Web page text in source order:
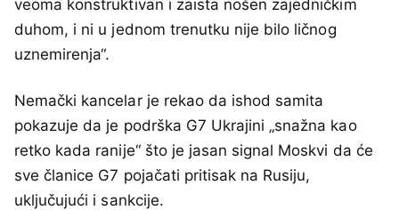
veoma konstruktivan i zaista nošen zajedničkim
duhom, i ni u jednom trenutku nije bilo ličnog
uznemirenja“.
Nemački kancelar je rekao da ishod samita
pokazuje da je podrška G7 Ukrajini „snažna kao
retko kada ranije“ što je jasan signal Moskvi da će
sve članice G7 pojačati pritisak na Rusiju,
uključujući i sankcije.